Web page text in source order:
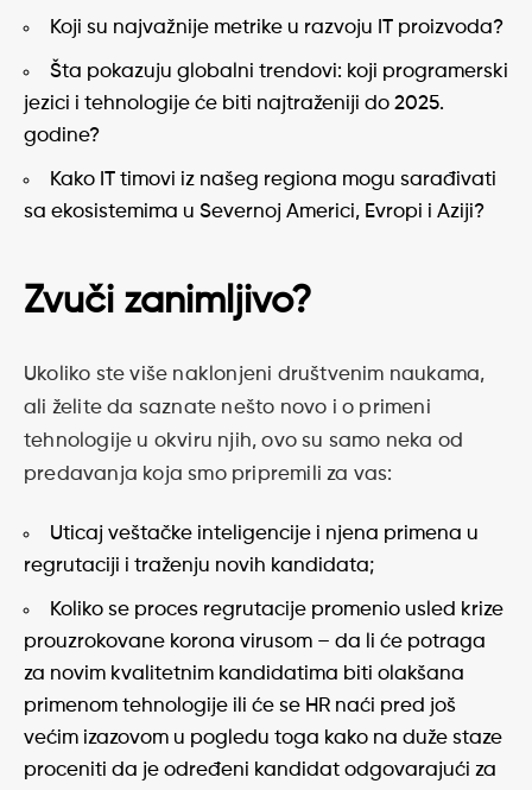
Koji su najvažnije metrike u razvoju IT proizvoda?
Šta pokazuju globalni trendovi: koji programerski
jezici i tehnologije će biti najtraženiji do 2025.
godine?
Kako IT timovi iz našeg regiona mogu sarađivati
sa ekosistemima u Severnoj Americi, Evropi i Aziji?
Zvuči zanimljivo?
Ukoliko ste više naklonjeni društvenim naukama,
ali želite da saznate nešto novo i o primeni
tehnologije u okviru njih, ovo su samo neka od
predavanja koja smo pripremili za vas:
Uticaj veštačke inteligencije i njena primena u
regrutaciji i traženju novih kandidata;
Koliko se proces regrutacije promenio usled krize
prouzrokovane korona virusom – da li će potraga
za novim kvalitetnim kandidatima biti olakšana
primenom tehnologije ili će se HR naći pred još
većim izazovom u pogledu toga kako na duže staze
proceniti da je određeni kandidat odgovarajući za